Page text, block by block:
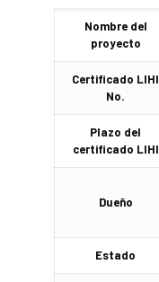
Nombre del
proyecto
Certificado LIHI
No.
Plazo del
certificado LIHI
Dueño
Estado